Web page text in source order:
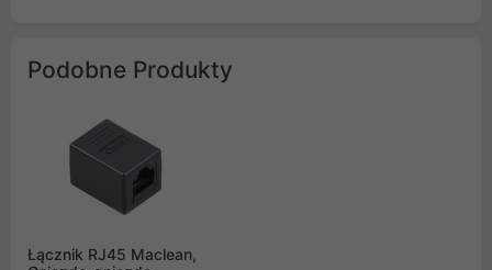
Podobne Produkty
Łącznik RJ45 Maclean,